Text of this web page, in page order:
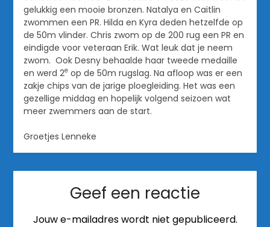
gelukkig een mooie bronzen. Natalya en Caitlin
zwommen een PR. Hilda en Kyra deden hetzelfde op
de 50m vlinder. Chris zwom op de 200 rug een PR en
eindigde voor veteraan Erik. Wat leuk dat je neem
zwom. Ook Desny behaalde haar tweede medaille
en werd 2eop de 50m rugslag. Na afloop was er een
zakje chips van de jarige ploegleiding. Het was een
gezellige middag en hopelijk volgend seizoen wat
meer zwemmers aan de start.
Groetjes Lenneke
Geef een reactie
Jouw e-mailadres wordt niet gepubliceerd.